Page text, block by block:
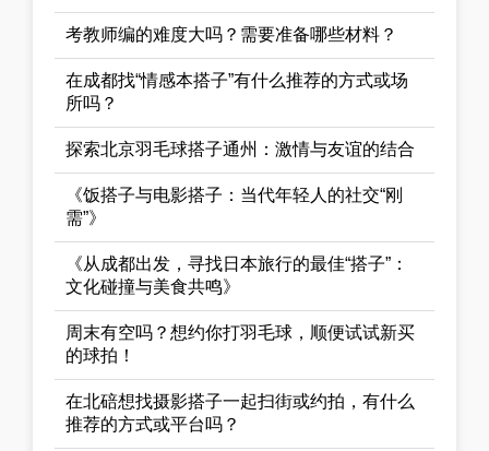
考教师编的难度大吗？需要准备哪些材料？
在成都找“情感本搭子”有什么推荐的方式或场
所吗？
探索北京羽毛球搭子通州：激情与友谊的结合
《饭搭子与电影搭子：当代年轻人的社交“刚
需”》
《从成都出发，寻找日本旅行的最佳“搭子”：
文化碰撞与美食共鸣》
周末有空吗？想约你打羽毛球，顺便试试新买
的球拍！
在北碚想找摄影搭子一起扫街或约拍，有什么
推荐的方式或平台吗？